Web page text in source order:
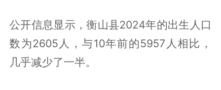
公开信息显示，衡山县2024年的出生人口
数为2605人，与10年前的5957人相比，
几乎减少了一半。